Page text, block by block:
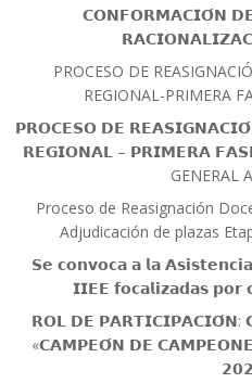
𝗖𝗢𝗡𝗙𝗢𝗥𝗠𝗔𝗖𝗜𝗢́𝗡
PROCESO DE
REGIONAL-PRIMERA
𝗣𝗥𝗢𝗖𝗘𝗦𝗢 𝗗𝗘
𝗥𝗘𝗚𝗜𝗢𝗡𝗔𝗟 – 𝗣𝗥𝗜𝗠𝗘𝗥𝗔 𝗙𝗔𝗦𝗘
GENERAL
Proceso de Reasignación
Adjudicación de plazas
𝗦𝗲 𝗰𝗼𝗻𝘃𝗼𝗰𝗮 𝗮 𝗹𝗮
𝗜𝗜𝗘𝗘 𝗳𝗼𝗰𝗮𝗹𝗶𝘇𝗮𝗱𝗮𝘀 𝗽𝗼𝗿
𝗥𝗢𝗟 𝗗𝗘
«𝗖𝗔𝗠𝗣𝗘𝗢́𝗡 𝗗𝗘